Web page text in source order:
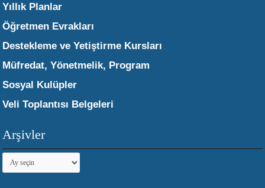
Yıllık Planlar
Öğretmen Evrakları
Destekleme ve Yetiştirme Kursları
Müfredat, Yönetmelik, Program
Sosyal Kulüpler
Veli Toplantısı Belgeleri
Arşivler
Arşivler